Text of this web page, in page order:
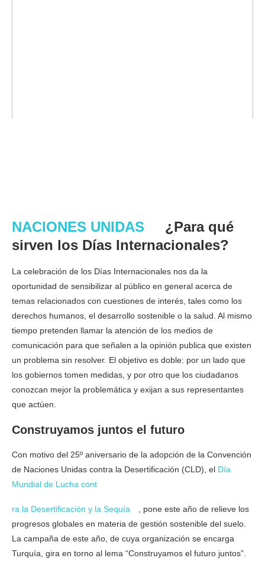
NACIONES UNIDAS ¿Para qué
sirven los Días Internacionales?
La celebración de los Días Internacionales nos da la
oportunidad de sensibilizar al público en general acerca de
temas relacionados con cuestiones de interés, tales como los
derechos humanos, el desarrollo sostenible o la salud. Al mismo
tiempo pretenden llamar la atención de los medios de
comunicación para que señalen a la opinión publica que existen
un problema sin resolver. El objetivo es doble: por un lado que
los gobiernos tomen medidas, y por otro que los ciudadanos
conozcan mejor la problemática y exijan a sus representantes
que actúen.
Construyamos juntos el futuro
Con motivo del 25º aniversario de la adopción de la Convención
de Naciones Unidas contra la Desertificación (CLD), el Día
Mundial de Lucha cont
ra la Desertificación y la Sequía
, pone este año de relieve los
progresos globales en materia de gestión sostenible del suelo.
La campaña de este año, de cuya organización se encarga
Turquía, gira en torno al lema “Construyamos el futuro juntos”.